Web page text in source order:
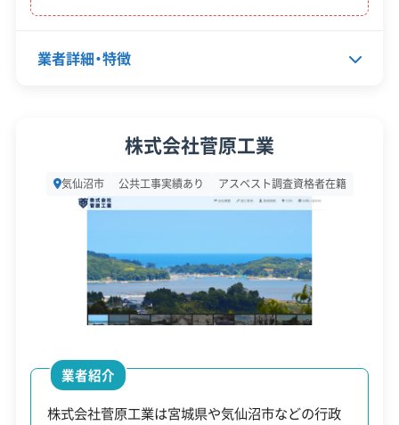
廃棄物処理と分別ルール
コンクリートガラは地産地消でリサイクルさ
れますが、家財などの残置物は一般廃棄物とし
て処理することで、費用を抑えられる可能性が
気仙沼市内の解体工事で出る廃棄物は、厳格に分別
ラントで再生砕石に加工され、地産地消の体制がで
きています。
業者詳細・特徴
設立日 1987年8月1日
電話番号 0226-23-6103
営業時間 8:00～17:00
営業日
株式会社菅原工業
気仙沼市 公共工事実績あり アスベスト調査資格者在籍
業者紹介
株式会社菅原工業は宮城県や気仙沼市などの行政